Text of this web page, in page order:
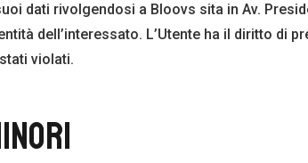
dati rivolgendosi a Bloovs sita in Av.
dell’interessato. L’Utente ha il diritto di
violati.